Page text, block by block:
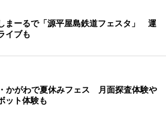
まーるで「源平屋島鉄道フェスタ」 運
イブも
かがわで夏休みフェス 月面探査体験や
ット体験も